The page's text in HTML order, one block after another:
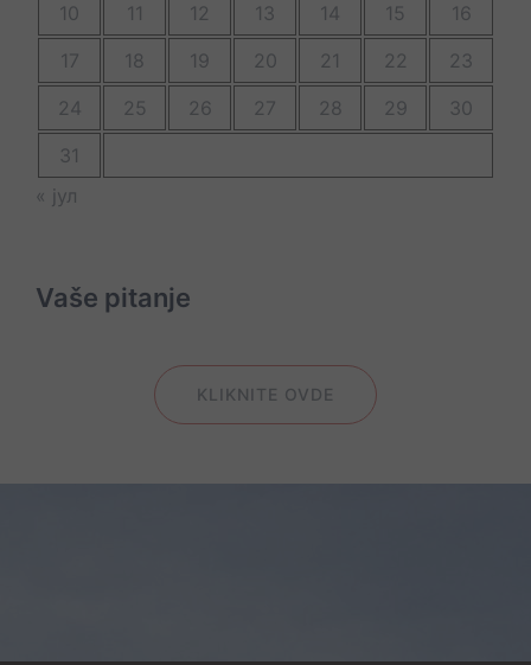
10
11 12 13 14 15
16
17
18 19 20 21 22
23
24
25 26 27 28 29
30
31
« јул
Vaše pitanje
KLIKNITE OVDE